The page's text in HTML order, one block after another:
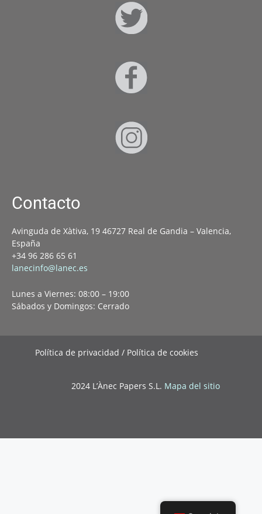
Contacto
Avinguda de Xàtiva, 19 46727 Real de Gandia – Valencia,
España
+34 96 286 65 61
lanecinfo@lanec.es
Lunes a Viernes: 08:00 – 19:00
Sábados y Domingos: Cerrado
Política de privacidad / Política de cookies
2024 L’Ànec Papers S.L. Mapa del sitio